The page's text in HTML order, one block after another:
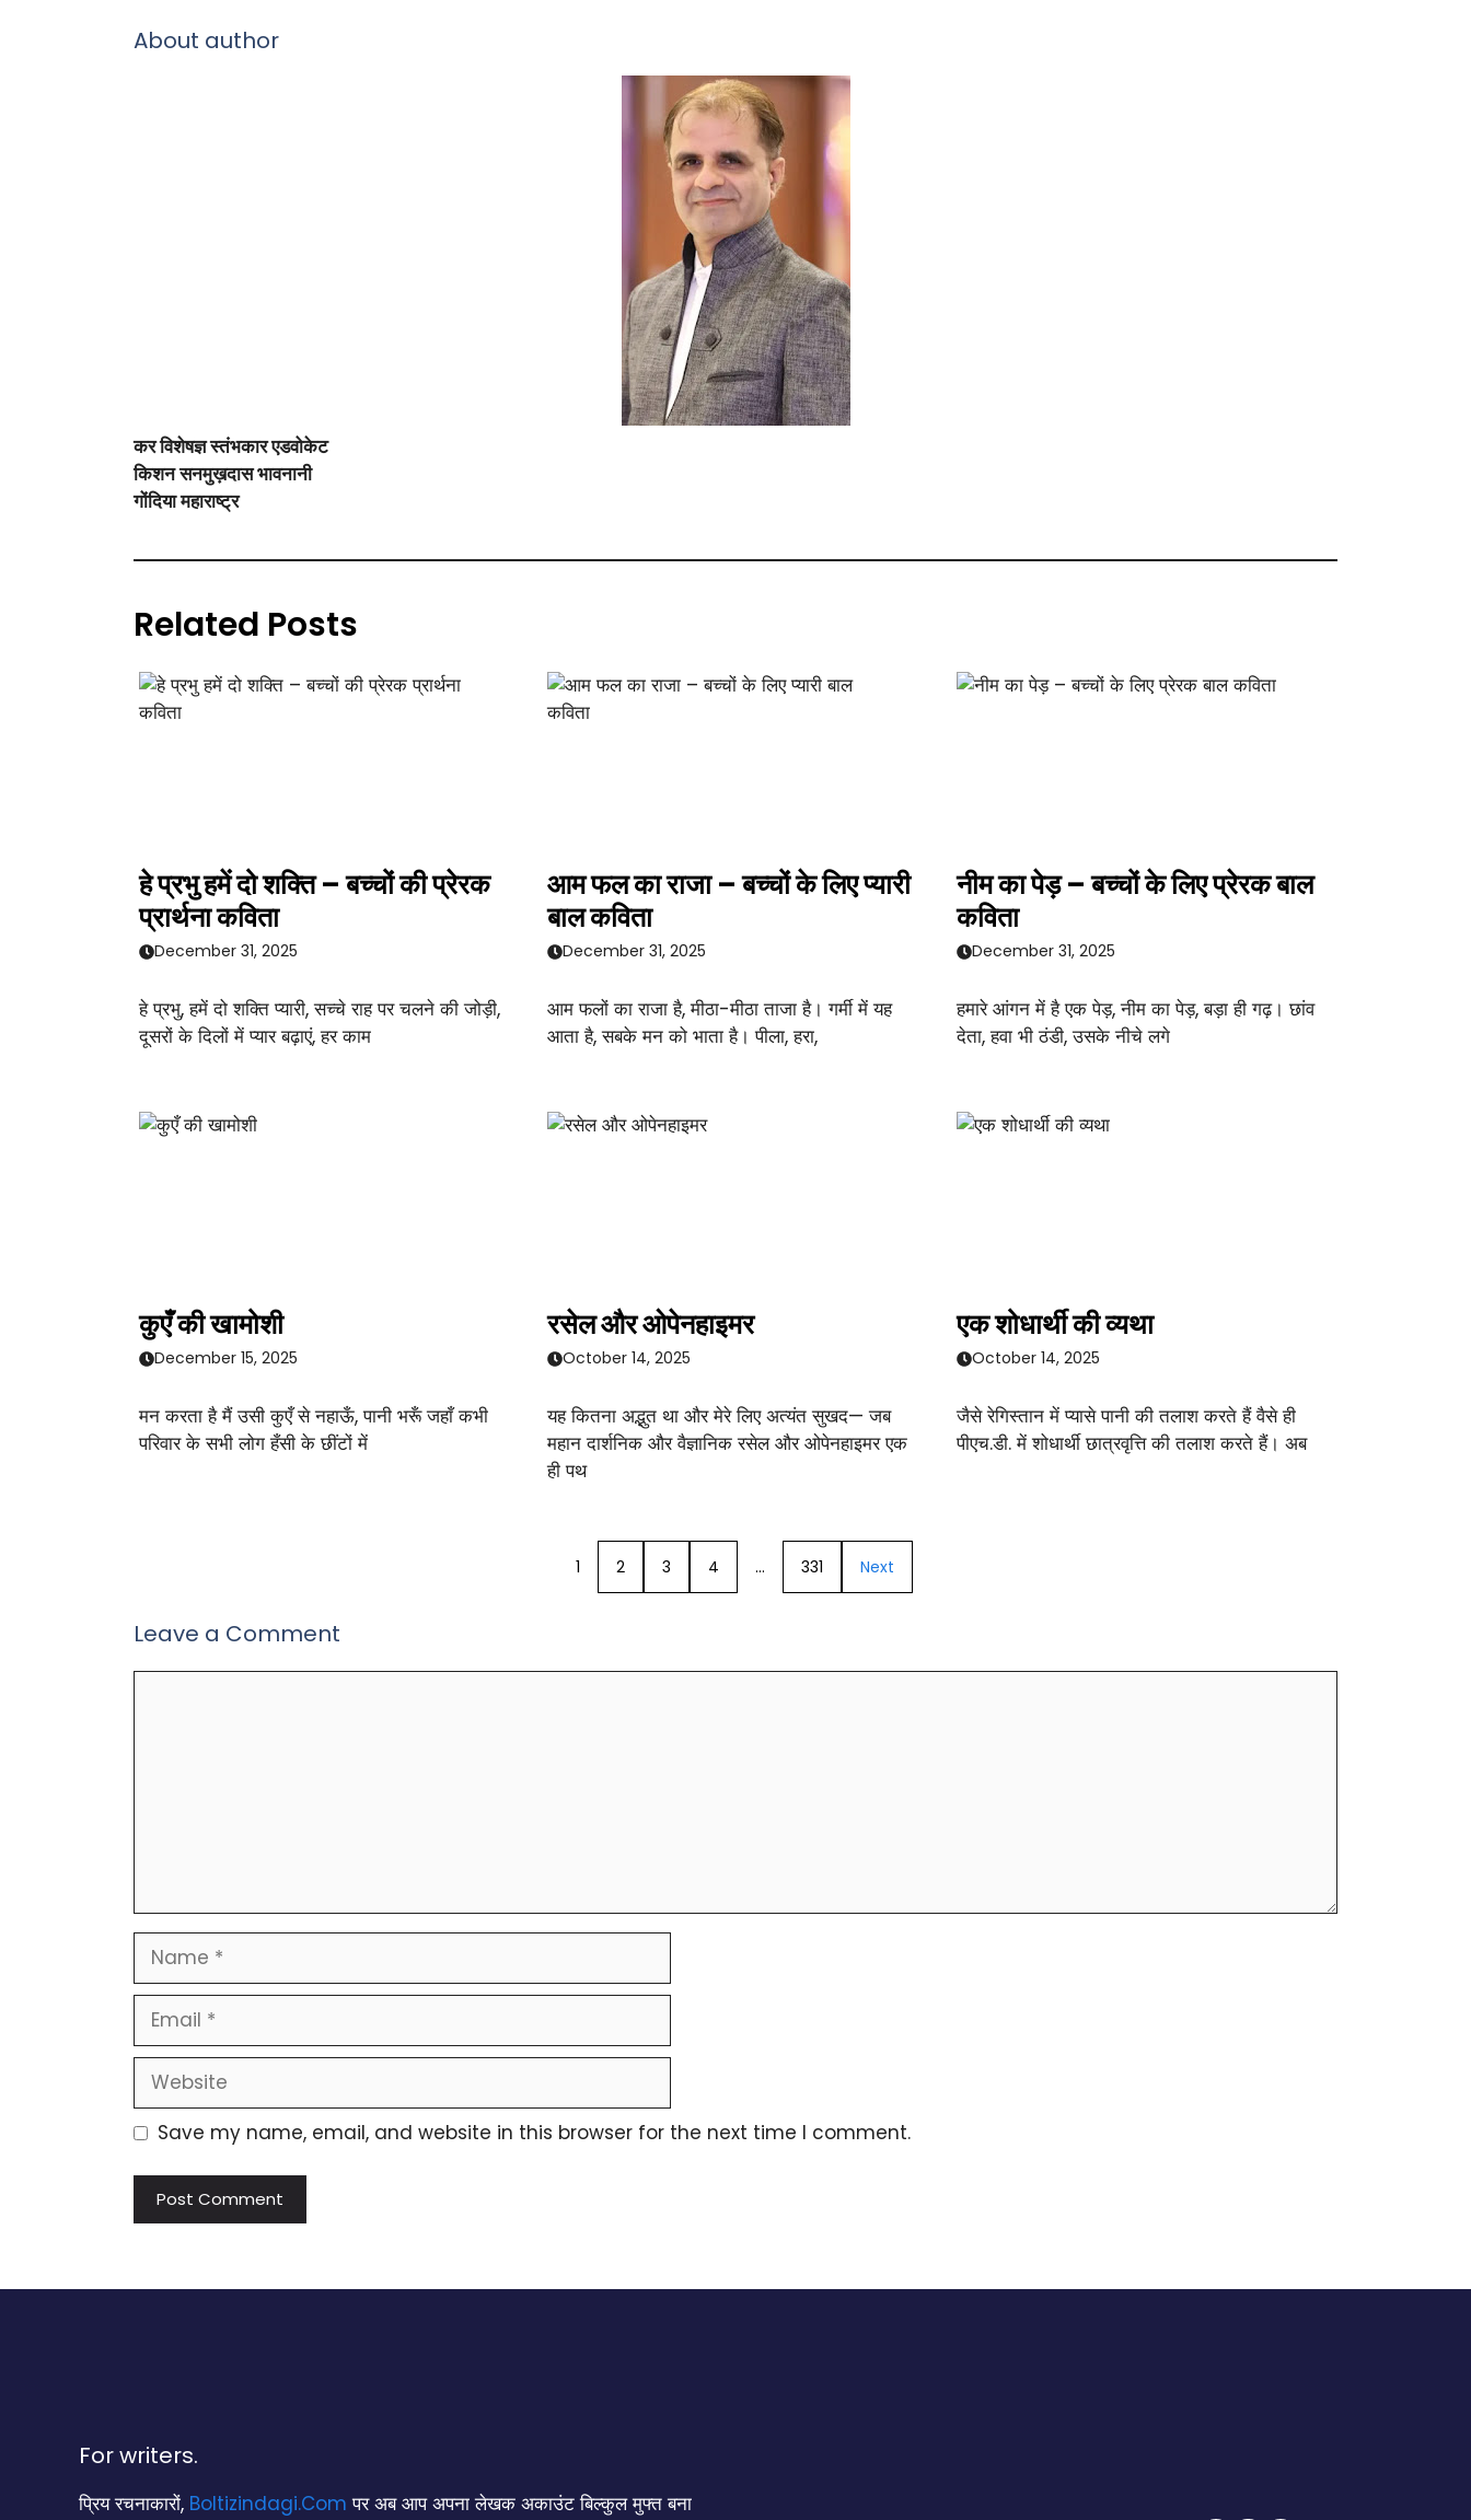
About author
कर विशेषज्ञ स्तंभकार एडवोकेट
किशन सनमुख़दास भावनानी
गोंदिया महाराष्ट्र
Related Posts
हे प्रभु हमें दो शक्ति – बच्चों की प्रेरक
प्रार्थना कविता
December 31, 2025
हे प्रभु, हमें दो शक्ति प्यारी, सच्चे राह पर चलने की जोड़ी,
दूसरों के दिलों में प्यार बढ़ाएं, हर काम
आम फल का राजा – बच्चों के लिए प्यारी
बाल कविता
December 31, 2025
आम फलों का राजा है, मीठा-मीठा ताजा है। गर्मी में यह
आता है, सबके मन को भाता है। पीला, हरा,
नीम का पेड़ – बच्चों के लिए प्रेरक बाल
कविता
December 31, 2025
हमारे आंगन में है एक पेड़, नीम का पेड़, बड़ा ही गढ़। छांव
देता, हवा भी ठंडी, उसके नीचे लगे
कुएँ की खामोशी
December 15, 2025
मन करता है मैं उसी कुएँ से नहाऊँ, पानी भरूँ जहाँ कभी
परिवार के सभी लोग हँसी के छींटों में
रसेल और ओपेनहाइमर
October 14, 2025
यह कितना अद्भुत था और मेरे लिए अत्यंत सुखद— जब
महान दार्शनिक और वैज्ञानिक रसेल और ओपेनहाइमर एक
ही पथ
एक शोधार्थी की व्यथा
October 14, 2025
जैसे रेगिस्तान में प्यासे पानी की तलाश करते हैं वैसे ही
पीएच.डी. में शोधार्थी छात्रवृत्ति की तलाश करते हैं। अब
1 2 3 4 … 331 Next
Leave a Comment
Name
Email
Website
Save my name, email, and website in this browser for the next time I comment.
For writers.
प्रिय रचनाकारों, Boltizindagi.Com पर अब आप अपना लेखक अकाउंट बिल्कुल मुफ्त बना